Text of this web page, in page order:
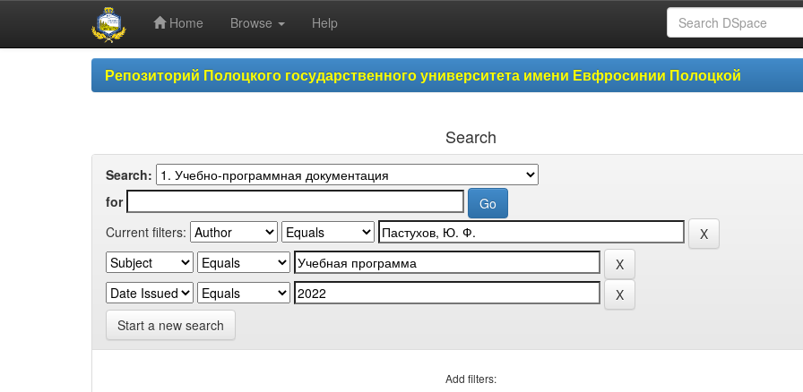
Home Browse Help
Репозиторий Полоцкого государственного университета имени Евфросинии Полоцкой
Search
Search:
for
Current filters:
Start a new search
Add filters: